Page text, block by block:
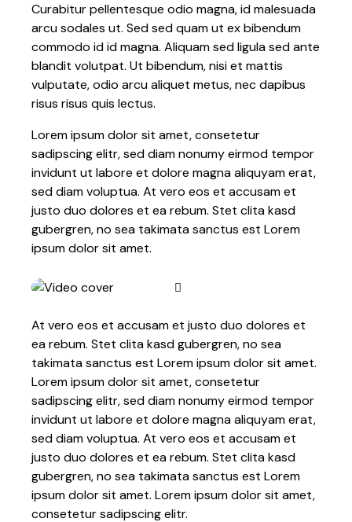
Curabitur pellentesque odio magna, id malesuada
arcu sodales ut. Sed sed quam ut ex bibendum
commodo id id magna. Aliquam sed ligula sed ante
blandit volutpat. Ut bibendum, nisi et mattis
vulputate, odio arcu aliquet metus, nec dapibus
risus risus quis lectus.
Lorem ipsum dolor sit amet, consetetur
sadipscing elitr, sed diam nonumy eirmod tempor
invidunt ut labore et dolore magna aliquyam erat,
sed diam voluptua. At vero eos et accusam et
justo duo dolores et ea rebum. Stet clita kasd
gubergren, no sea takimata sanctus est Lorem
ipsum dolor sit amet.
At vero eos et accusam et justo duo dolores et
ea rebum. Stet clita kasd gubergren, no sea
takimata sanctus est Lorem ipsum dolor sit amet.
Lorem ipsum dolor sit amet, consetetur
sadipscing elitr, sed diam nonumy eirmod tempor
invidunt ut labore et dolore magna aliquyam erat,
sed diam voluptua. At vero eos et accusam et
justo duo dolores et ea rebum. Stet clita kasd
gubergren, no sea takimata sanctus est Lorem
ipsum dolor sit amet. Lorem ipsum dolor sit amet,
consetetur sadipscing elitr.